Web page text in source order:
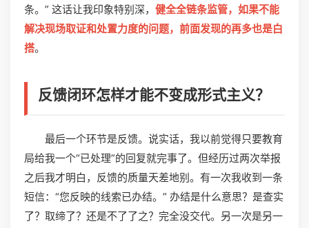
条。” 这话让我印象特别深， 健全全链条监管，如果不能
解决现场取证和处置力度的问题，前面发现的再多也是白
搭。
反馈闭环怎样才能不变成形式主义？
最后一个环节是反馈。说实话，我以前觉得只要教育
局给我一个“已处理”的回复就完事了。但经历过两次举报
之后我才明白，反馈的质量天差地别。有一次我收到一条
短信：“您反映的线索已办结。” 办结是什么意思？是查实
了？取缔了？还是不了了之？完全没交代。另一次是另一